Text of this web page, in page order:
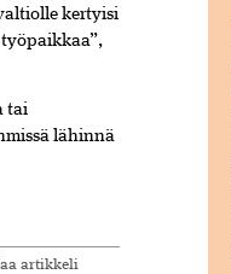
kertyisi
tai
lähinnä
artikkeli